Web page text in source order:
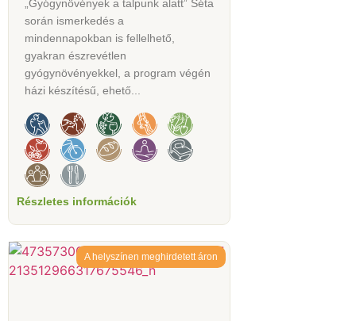
„Gyógynövények a talpunk alatt” Séta
során ismerkedés a
mindennapokban is fellelhető,
gyakran észrevétlen
gyógynövényekkel, a program végén
házi készítésű, ehető...
Részletes információk
A helyszínen meghirdetett áron